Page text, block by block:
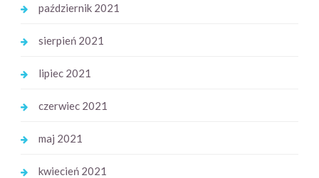
październik 2021
sierpień 2021
lipiec 2021
czerwiec 2021
maj 2021
kwiecień 2021